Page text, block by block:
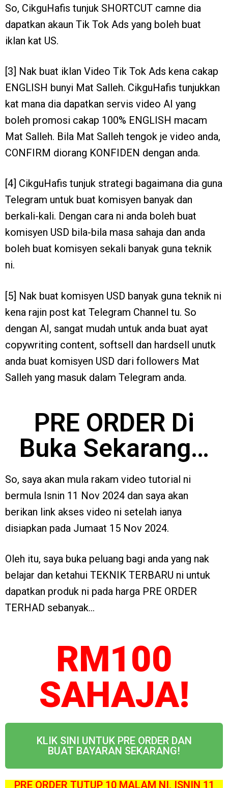
So, CikguHafis tunjuk SHORTCUT camne dia
dapatkan akaun Tik Tok Ads yang boleh buat
iklan kat US.
[3] Nak buat iklan Video Tik Tok Ads kena cakap
ENGLISH bunyi Mat Salleh. CikguHafis tunjukkan
kat mana dia dapatkan servis video AI yang
boleh promosi cakap 100% ENGLISH macam
Mat Salleh. Bila Mat Salleh tengok je video anda,
CONFIRM diorang KONFIDEN dengan anda.
[4] CikguHafis tunjuk strategi bagaimana dia guna
Telegram untuk buat komisyen banyak dan
berkali-kali. Dengan cara ni anda boleh buat
komisyen USD bila-bila masa sahaja dan anda
boleh buat komisyen sekali banyak guna teknik
ni.
[5] Nak buat komisyen USD banyak guna teknik ni
kena rajin post kat Telegram Channel tu. So
dengan AI, sangat mudah untuk anda buat ayat
copywriting content, softsell dan hardsell unutk
anda buat komisyen USD dari followers Mat
Salleh yang masuk dalam Telegram anda.
PRE ORDER Di
Buka Sekarang…
So, saya akan mula rakam video tutorial ni
bermula Isnin 11 Nov 2024 dan saya akan
berikan link akses video ni setelah ianya
disiapkan pada Jumaat 15 Nov 2024.
Oleh itu, saya buka peluang bagi anda yang nak
belajar dan ketahui TEKNIK TERBARU ni untuk
dapatkan produk ni pada harga PRE ORDER
TERHAD sebanyak…
RM100
SAHAJA!
KLIK SINI UNTUK PRE ORDER DAN
BUAT BAYARAN SEKARANG!
PRE ORDER TUTUP 10 MALAM NI, ISNIN 11